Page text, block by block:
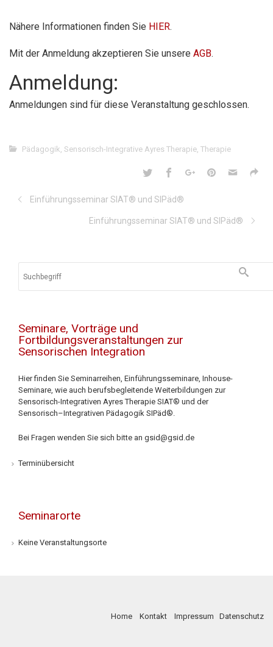
Nähere Informationen finden Sie HIER.
Mit der Anmeldung akzeptieren Sie unsere AGB.
Anmeldung:
Anmeldungen sind für diese Veranstaltung geschlossen.
Pädagogik, Sensorisch-Integrative Ayres Therapie, Therapie
Einführungsseminar SIAT® und SIPäd®
Einführungsseminar SIAT® und SIPäd®
Seminare, Vorträge und
Fortbildungsveranstaltungen zur
Sensorischen Integration
Hier finden Sie Seminarreihen, Einführungsseminare, Inhouse-
Seminare, wie auch berufsbegleitende Weiterbildungen zur
Sensorisch-Integrativen Ayres Therapie SIAT® und der
Sensorisch–Integrativen Pädagogik SIPäd®.
Bei Fragen wenden Sie sich bitte an gsid@gsid.de
Terminübersicht
Seminarorte
Keine Veranstaltungsorte
Home Kontakt Impressum Datenschutz